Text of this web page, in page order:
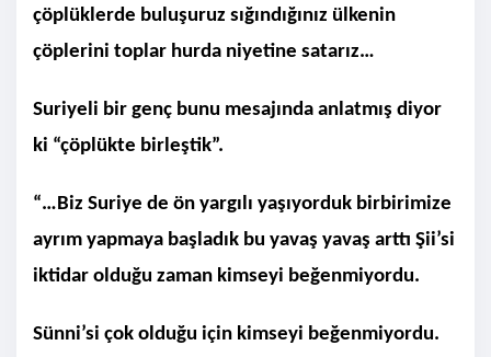
çöplüklerde buluşuruz sığındığınız ülkenin
çöplerini toplar hurda niyetine satarız…
Suriyeli bir genç bunu mesajında anlatmış diyor
ki “çöplükte birleştik”.
“…Biz Suriye de ön yargılı yaşıyorduk birbirimize
ayrım yapmaya başladık bu yavaş yavaş arttı Şii’si
iktidar olduğu zaman kimseyi beğenmiyordu.
Sünni’si çok olduğu için kimseyi beğenmiyordu.